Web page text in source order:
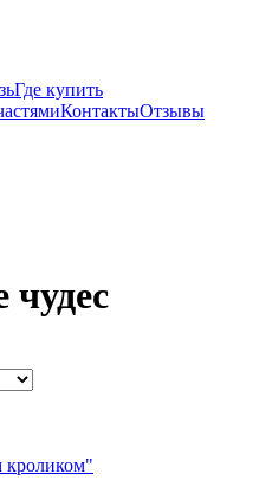
Где купить
КонтактыОтзывы
чудес
кроликом"